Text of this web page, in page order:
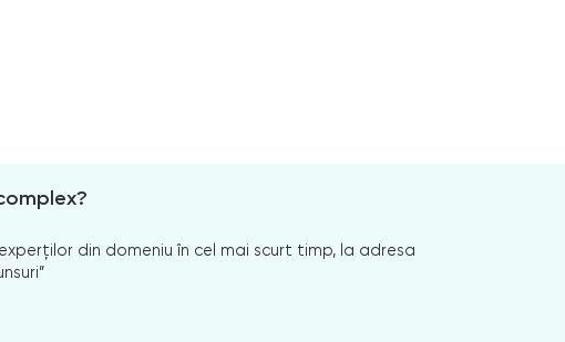
din domeniu în cel mai scurt timp, la adresa